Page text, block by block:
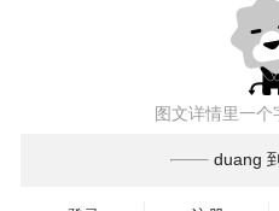
图文详情里一
duang